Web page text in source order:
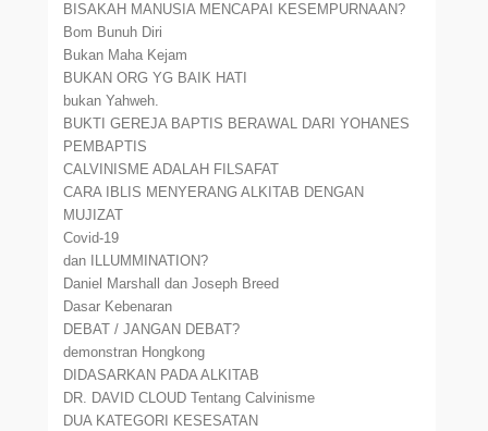
BISAKAH MANUSIA MENCAPAI KESEMPURNAAN?
Bom Bunuh Diri
Bukan Maha Kejam
BUKAN ORG YG BAIK HATI
bukan Yahweh.
BUKTI GEREJA BAPTIS BERAWAL DARI YOHANES
PEMBAPTIS
CALVINISME ADALAH FILSAFAT
CARA IBLIS MENYERANG ALKITAB DENGAN
MUJIZAT
Covid-19
dan ILLUMMINATION?
Daniel Marshall dan Joseph Breed
Dasar Kebenaran
DEBAT / JANGAN DEBAT?
demonstran Hongkong
DIDASARKAN PADA ALKITAB
DR. DAVID CLOUD Tentang Calvinisme
DUA KATEGORI KESESATAN